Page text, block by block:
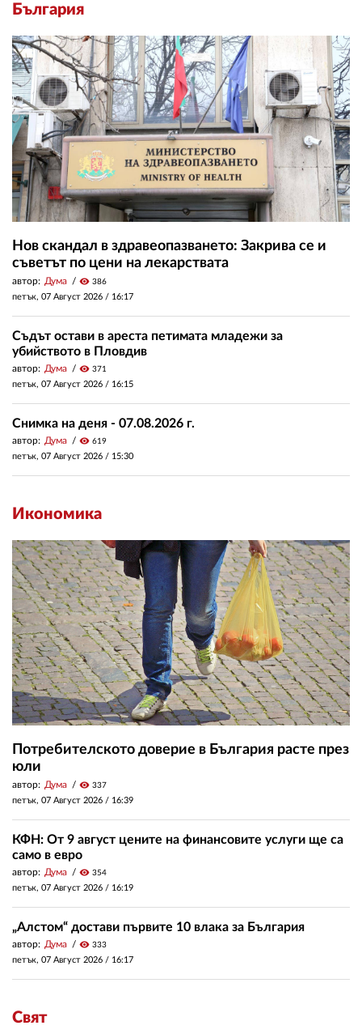
България
Нов скандал в здравеопазването: Закрива се и
съветът по цени на лекарствата
автор: Дума visibility 386
петък, 07 Август 2026 / 16:17
Съдът остави в ареста петимата младежи за
убийството в Пловдив
автор: Дума visibility 371
петък, 07 Август 2026 / 16:15
Снимка на деня - 07.08.2026 г.
автор: Дума visibility 619
петък, 07 Август 2026 / 15:30
Икономика
Потребителското доверие в България расте през
юли
автор: Дума visibility 337
петък, 07 Август 2026 / 16:39
КФН: От 9 август цените на финансовите услуги ще са
само в евро
автор: Дума visibility 354
петък, 07 Август 2026 / 16:19
„Алстом“ достави първите 10 влака за България
автор: Дума visibility 333
петък, 07 Август 2026 / 16:17
Свят